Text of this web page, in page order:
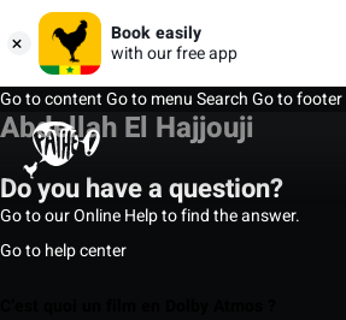
Book easily
with our free app
Go to contentGo to menuSearchGo to footer
Abdellah El Hajjouji
Do you have a question?
Go to our Online Help to find the answer.
Go to help center